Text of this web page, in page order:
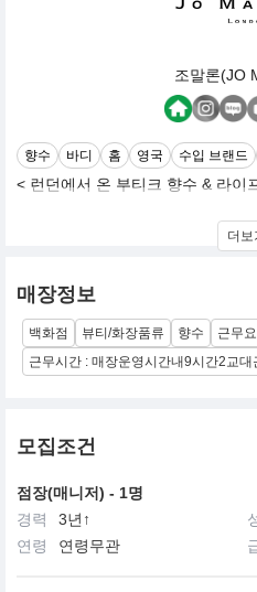
조말론(JO
향수 바디 홈 영국 수입 브랜드
< 런던에서 온 부티크 향수 & 라이
조 말론은 영국 전통을 현대적으
우아하면서도 은근한 과감함,
유행을 타지 않는 고상함,
그러면서도 항상 위트와 기발한 매
더보
매장정보
백화점 뷰티/화장품류 향수
근무
근무시간 : 매장운영시간내9시간2교대
모집조건
점장(매니저) - 1명
경력
3년↑
연령
연령무관